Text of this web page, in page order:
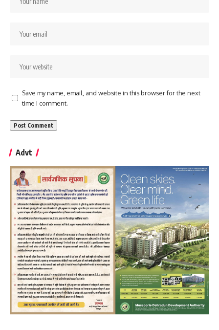
Save my name, email, and website in this browser for the next
time I comment.
Advt